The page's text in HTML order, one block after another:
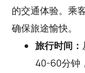
的交通体验。乘
确保旅途愉快。
旅行时间：
40-60分钟